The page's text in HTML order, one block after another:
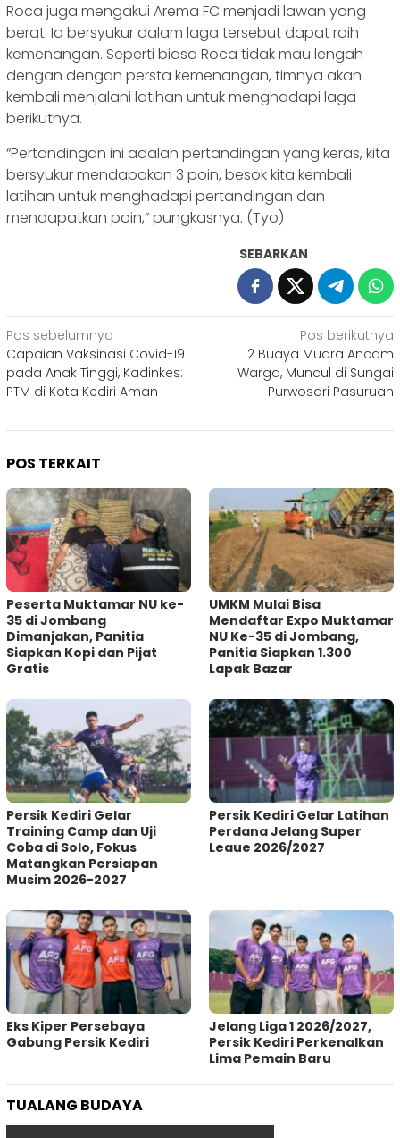
Roca juga mengakui Arema FC menjadi lawan yang
berat. Ia bersyukur dalam laga tersebut dapat raih
kemenangan. Seperti biasa Roca tidak mau lengah
dengan dengan persta kemenangan, timnya akan
kembali menjalani latihan untuk menghadapi laga
berikutnya.
“Pertandingan ini adalah pertandingan yang keras, kita
bersyukur mendapakan 3 poin, besok kita kembali
latihan untuk menghadapi pertandingan dan
mendapatkan poin,” pungkasnya. (Tyo)
SEBARKAN
Navigasi
pos
Pos sebelumnya
Capaian Vaksinasi Covid-19
pada Anak Tinggi, Kadinkes:
PTM di Kota Kediri Aman
Pos berikutnya
2 Buaya Muara Ancam
Warga, Muncul di Sungai
Purwosari Pasuruan
POS TERKAIT
Peserta Muktamar NU ke-
35 di Jombang
Dimanjakan, Panitia
Siapkan Kopi dan Pijat
Gratis
UMKM Mulai Bisa
Mendaftar Expo Muktamar
NU Ke-35 di Jombang,
Panitia Siapkan 1.300
Lapak Bazar
Persik Kediri Gelar
Training Camp dan Uji
Coba di Solo, Fokus
Matangkan Persiapan
Musim 2026-2027
Persik Kediri Gelar Latihan
Perdana Jelang Super
Leaue 2026/2027
Eks Kiper Persebaya
Gabung Persik Kediri
Jelang Liga 1 2026/2027,
Persik Kediri Perkenalkan
Lima Pemain Baru
TUALANG BUDAYA